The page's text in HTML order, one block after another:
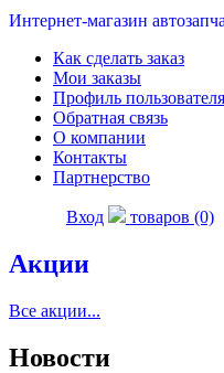
Интернет-магазин
Как сделать заказ
Мои заказы
Профиль пользователя
Обратная связь
О компании
Контакты
Партнерство
Вход товаров (0)
Акции
Все акции...
Новости